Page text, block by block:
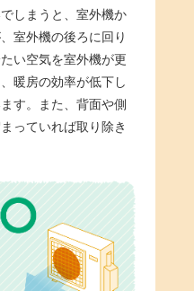
しまうと、室外機か
室外機の後ろに回り
い空気を室外機が更
暖房の効率が低下し
す。また、背面や側
っていれば取り除き